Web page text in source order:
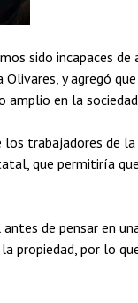
sido incapaces
y agregó
en la
los trabajadores de
que permitiría
de pensar en
propiedad, por lo